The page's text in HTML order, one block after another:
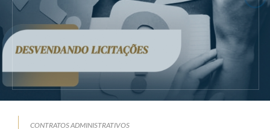
CONTRATOS ADMINISTRATIVOS